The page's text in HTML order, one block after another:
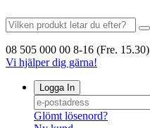
08 505 000 00 8-16 (Fre. 15.30)
Vi hjälper dig gärna!
Logga In
Glömt lösenord?